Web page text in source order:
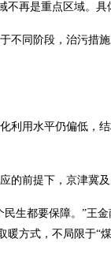
不再是重点区域。
不同阶段，治污措
利用水平仍偏低，
的前提下，京津冀
生都要保障。”王
方式，不局限于“